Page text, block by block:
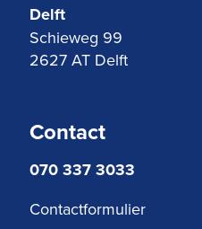
Delft
Schieweg 99
2627 AT Delft
Contact
070 337 3033
Contactformulier